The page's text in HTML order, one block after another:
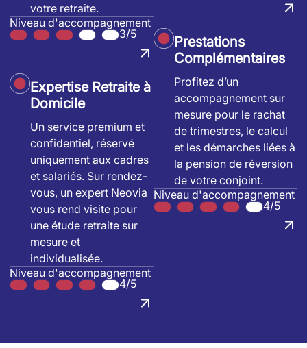
votre retraite.
Niveau d'accompagnement
3/5
Expertise Retraite à
Domicile
Un service premium et
confidentiel, réservé
uniquement aux cadres
et salariés. Sur rendez-
vous, un expert Neovia
vous rend visite pour
une étude retraite sur
mesure et
individualisée.
Niveau d'accompagnement
4/5
Prestations
Complémentaires
Profitez d’un
accompagnement sur
mesure pour le rachat
de trimestres, le calcul
et les démarches liées à
la pension de réversion
de votre conjoint.
Niveau d'accompagnement
4/5